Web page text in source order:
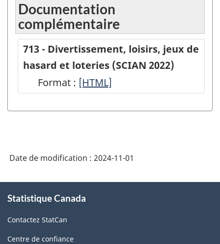
Documentation
complémentaire
713 - Divertissement, loisirs, jeux de
hasard et loteries (SCIAN 2022)
Format : 713
Divertissement,
de
hasard
et
[HTML]
Date de modification : 2024-11-01
propos
ce
site
Statistique Canada
Contactez StatCan
Centre de confiance